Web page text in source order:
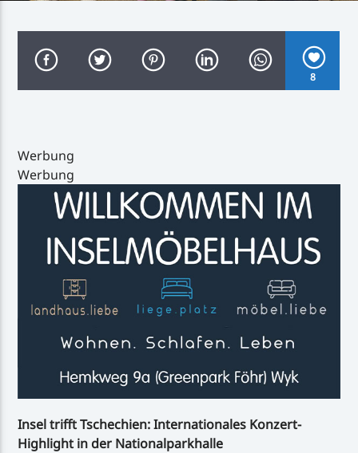
Handystream
8
Werbung
Werbung
Insel trifft Tschechien: Internationales Konzert-
Highlight in der Nationalparkhalle